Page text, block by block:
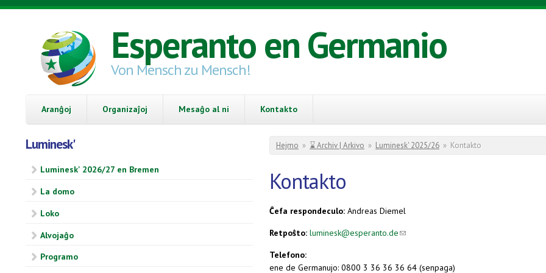
Skip to main content
Esperanto en Germanio
Von Mensch zu Mensch!
Aranĝoj Organizaĵoj Mesaĝo al ni Kontakto
Luminesk'
Luminesk' 2026/27 en Bremen
La domo
Loko
Alvojaĝo
Programo
You are here
Hejmo » ⌛ Archiv | Arkivo » Luminesk' 2025/26 » Kontakto
Kontakto
Ĉefa respondeculo: Andreas Diemel
Retpoŝto: luminesk@esperanto.de(link sends e-mail)
Telefono:
ene de Germanujo: 0800 3 36 36 36 64 (senpaga)